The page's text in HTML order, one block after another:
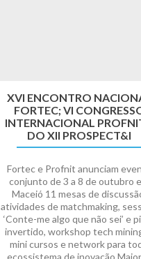
XVI ENCONTRO
FORTEC; VI
INTERNACIONAL
DO XII PROSPECT&I
Fortec e Profnit anunciam
conjunto de 3 a 8 de outubro
Maceió 11 mesas de
atividades de matchmaking,
‘Conte-me algo que não sei’ e
invertido, workshop tech
mini cursos e network para
ecossistema de inovação